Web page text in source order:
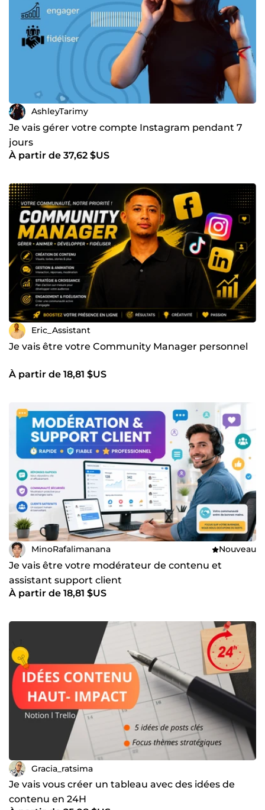
AshleyTarimy
Je vais gérer votre compte Instagram pendant 7
jours
À partir de 37,62 $US
Eric_Assistant
Je vais être votre Community Manager personnel
À partir de 18,81 $US
MinoRafalimanana Nouveau
Je vais être votre modérateur de contenu et
assistant support client
À partir de 18,81 $US
Gracia_ratsima
Je vais vous créer un tableau avec des idées de
contenu en 24H